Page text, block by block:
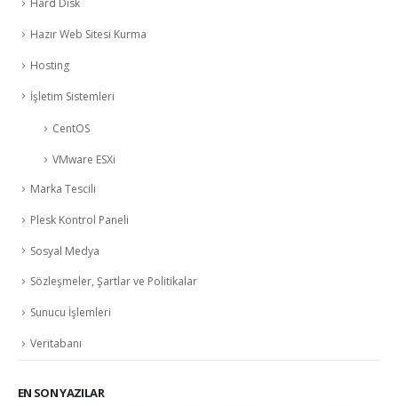
Hard Disk
Hazır Web Sitesi Kurma
Hosting
İşletim Sistemleri
CentOS
VMware ESXi
Marka Tescili
Plesk Kontrol Paneli
Sosyal Medya
Sözleşmeler, Şartlar ve Politikalar
Sunucu İşlemleri
Veritabanı
EN SON YAZILAR